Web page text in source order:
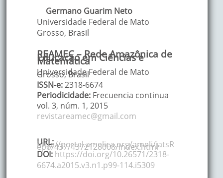
Germano Guarim Neto
Universidade Federal de Mato
Grosso, Brasil
REAMEC – Rede Amazônica de
Educação em Ciências e
Matemática
Universidade Federal de Mato
Grosso, Brasil
ISSN-e:2318-6674
Periodicidade: Frecuencia continua
vol. 3, núm. 1, 2015
revistareamec@gmail.com
URL:
http://portal.amelica.org/ameli/jatsR
epo/437/4372128008/index.html
DOI: https://doi.org/10.26571/2318-
6674.a2015.v3.n1.p99-114.i5309